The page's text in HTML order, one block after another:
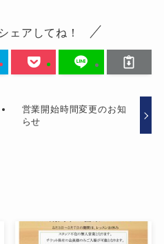
ェアしてね！
営業開始時間変更のお知
らせ